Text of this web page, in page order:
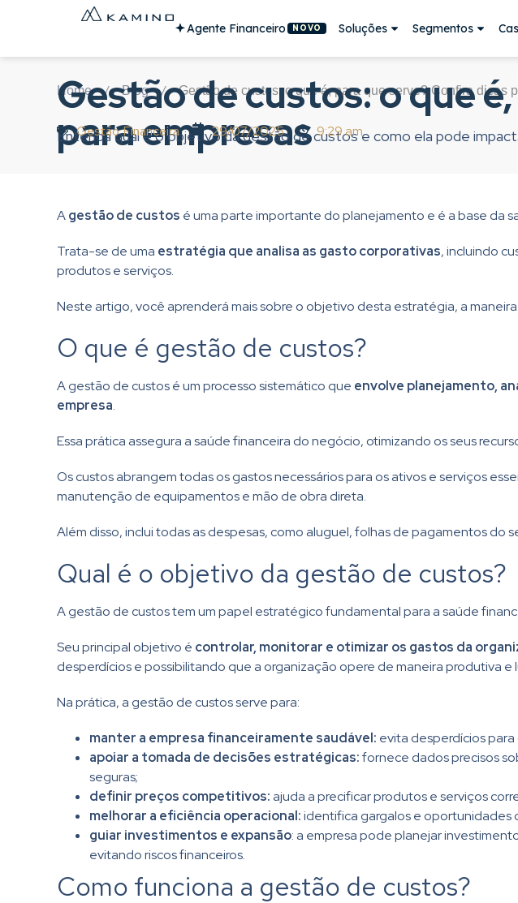
Agente Financeiro NOVO Soluções Segmentos
Home / Blog / Gestão de custos: o que é, para que serve? Confira dicas
Gestão de custos: o que
para empresas
Entenda qual é o objetivo da gestão de custos e como ela pode
Gestão Financeira 29/07/2025 9:29 am
Agestão de custos é uma parte importante do planejamento e é a base da
Trata-se de uma estratégia que analisa as gasto corporativas, incluindo
produtos e serviços.
Neste artigo, você aprenderá mais sobre o objetivo desta estratégia, a
O que é gestão de custos?
A gestão de custos é um processo sistemático que envolve planejamento,
empresa.
Essa prática assegura a saúde financeira do negócio, otimizando os seus
Os custos abrangem todas os gastos necessários para os ativos e serviços
manutenção de equipamentos e mão de obra direta.
Além disso, inclui todas as despesas, como aluguel, folhas de pagamentos do
Qual é o objetivo da gestão de custos?
A gestão de custos tem um papel estratégico fundamental para a saúde
Seu principal objetivo é controlar, monitorar e otimizar os gastos da
desperdícios e possibilitando que a organização opere de maneira produtiva e
Na prática, a gestão de custos serve para:
manter a empresa financeiramente saudável: evita desperdícios
apoiar a tomada de decisões estratégicas:fornece dados precisos
seguras;
definir preços competitivos:ajuda a precificar produtos e serviços
melhorar a eficiência operacional:identifica gargalos e oportunidades
guiar investimentos e expansão: a empresa pode planejar
evitando riscos financeiros.
Como funciona a gestão de custos?